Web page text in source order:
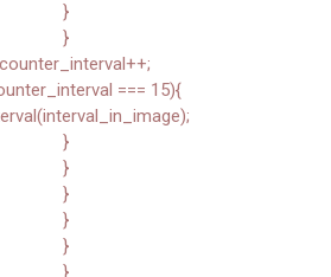
}
}
=== 15){
}
}
}
}
}
}